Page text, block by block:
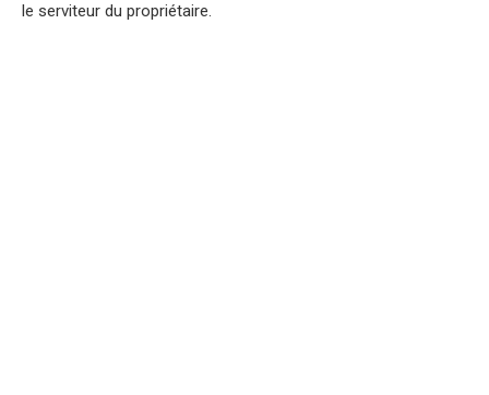
le serviteur du propriétaire.